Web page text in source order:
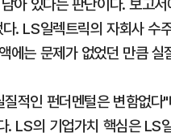
. LS일렉트릭의 자회사 수
에는 문제가 없었던 만큼
적인 펀더멘털은 변함없다
. LS의 기업가치 핵심은